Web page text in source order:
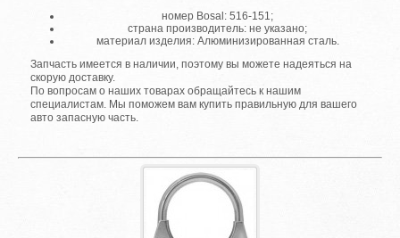
номер Bosal: 516-151;
страна производитель: не указано;
материал изделия: Алюминизированная сталь.
Запчасть имеется в наличии, поэтому вы можете надеяться на
скорую доставку.
По вопросам о наших товарах обращайтесь к нашим
специалистам. Мы поможем вам купить правильную для вашего
авто запасную часть.